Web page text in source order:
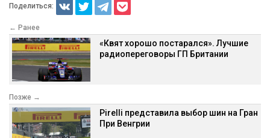
Поделиться:
← Ранее
«Квят хорошо постарался». Лучшие
радиопереговоры ГП Британии
Позже →
Pirelli представила выбор шин на Гран
При Венгрии